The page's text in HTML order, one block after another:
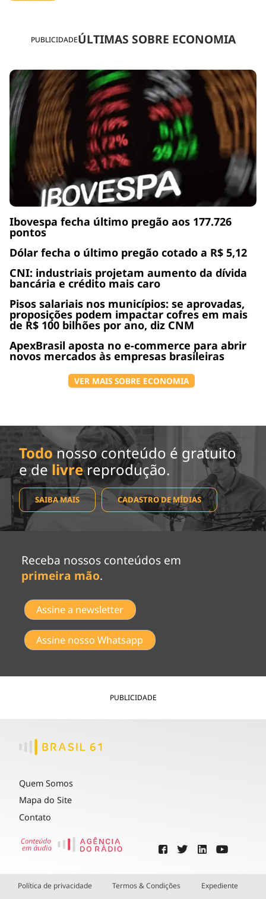
PUBLICIDADEÚLTIMAS SOBRE ECONOMIA
Ibovespa fecha último pregão aos 177.726
pontos
Dólar fecha o último pregão cotado a R$ 5,12
CNI: industriais projetam aumento da dívida
bancária e crédito mais caro
Pisos salariais nos municípios: se aprovadas,
proposições podem impactar cofres em mais
de R$ 100 bilhões por ano, diz CNM
ApexBrasil aposta no e-commerce para abrir
novos mercados às empresas brasileiras
VER MAIS SOBRE ECONOMIA
Todo nosso conteúdo é gratuito
e de livrereprodução.
SAIBA MAIS CADASTRO DE MÍDIAS
Receba nossos conteúdos em
primeira mão.
Assine a newsletter
Assine nosso Whatsapp
PUBLICIDADE
Quem Somos
Mapa do Site
Contato
Política de privacidade Termos & Condições Expediente